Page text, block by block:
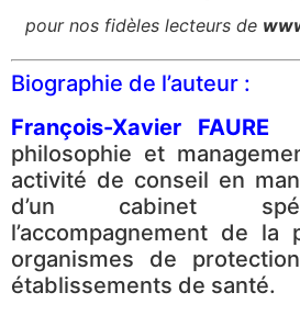
pour nos fidèles lecteurs de
Biographie de l’auteur :
François-Xavier FAURE
philosophie et
activité de conseil en
d’un cabinet
l’accompagnement de la
organismes de
établissements de santé.